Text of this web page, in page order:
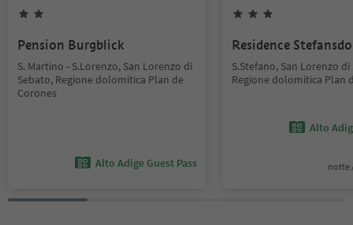
Pension Burgblick
S. Martino - S.Lorenzo, San Lorenzo di
Sebato, Regione dolomitica Plan de
Corones
Alto Adige Guest Pass
Residence
S.Stefano, San Lorenzo
Regione dolomitica Plan
Alto
notte